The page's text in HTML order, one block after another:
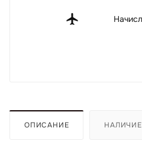
ОПИСАНИЕ НАЛИЧИЕ